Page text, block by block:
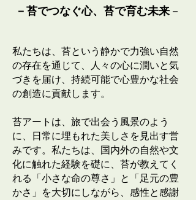
－苔でつなぐ心、苔で育む未来 －
私たちは、苔という静かで力強い自然
の存在を通じて、人々の心に潤いと気
づきを届け、持続可能で心豊かな社会
の創造に貢献します。
苔アートは、旅で出会う風景のよう
に、日常に埋もれた美しさを見出す営
みです。私たちは、国内外の自然や文
化に触れた経験を礎に、苔が教えてく
れる「小さな命の尊さ」と「足元の豊
かさ」を大切にしながら、感性と感謝